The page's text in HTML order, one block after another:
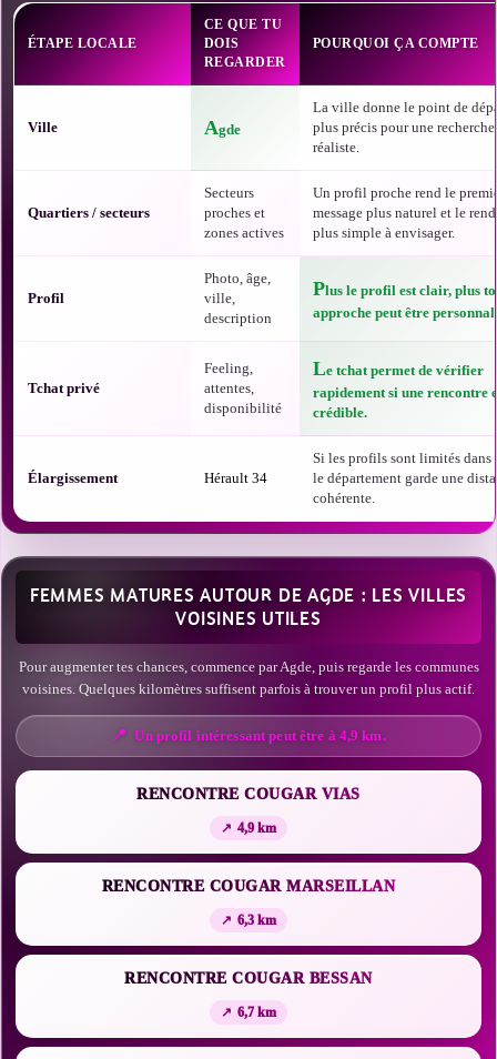
ÉTAPE LOCALE
CE QUE TU
DOIS
REGARDER
POURQUOI ÇA COMPTE
Ville Agde
La ville donne le point de
plus précis pour une
réaliste.
Quartiers / secteurs
Secteurs
proches et
zones actives
Un profil proche rend le
message plus naturel et le
plus simple à envisager.
Profil
Photo, âge,
ville,
description
Plus le profil est clair, plus
approche peut être
Tchat privé
Feeling,
attentes,
disponibilité
Le tchat permet de vérifier
rapidement si une rencontre
crédible.
Élargissement Hérault 34
Si les profils sont limités dans
le département garde une
cohérente.
FEMMES MATURES AUTOUR DE AGDE : LES VILLES
VOISINES UTILES
Pour augmenter tes chances, commence par Agde, puis regarde les communes
voisines. Quelques kilomètres suffisent parfois à trouver un profil plus actif.
Un profil intéressant peut être à 4,9 km.
RENCONTRE COUGAR VIAS
4,9 km
RENCONTRE COUGAR MARSEILLAN
6,3 km
RENCONTRE COUGAR BESSAN
6,7 km